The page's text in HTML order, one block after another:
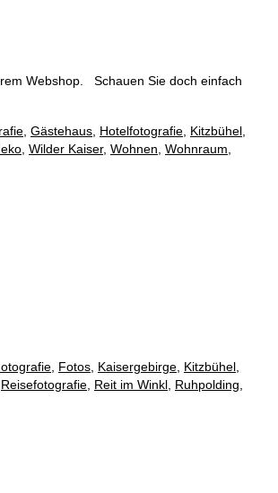
Webshop. Schauen Sie doch einfach
Gästehaus Hotelfotografie Kitzbühel
Wilder Kaiser, Wohnen Wohnraum
Fotos Kaisergebirge Kitzbühel
Reisefotografie Reit im Winkl Ruhpolding